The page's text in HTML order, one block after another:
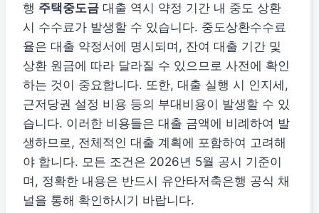
행 주택중도금 대출 역시 약정 기간 내 중도 상환
시 수수료가 발생할 수 있습니다. 중도상환수수료
율은 대출 약정서에 명시되며, 잔여 대출 기간 및
상환 원금에 따라 달라질 수 있으므로 사전에 확인
하는 것이 중요합니다. 또한, 대출 실행 시 인지세,
근저당권 설정 비용 등의 부대비용이 발생할 수 있
습니다. 이러한 비용들은 대출 금액에 비례하여 발
생하므로, 전체적인 대출 계획에 포함하여 고려해
야 합니다. 모든 조건은 2026년 5월 공시 기준이
며, 정확한 내용은 반드시 유안타저축은행 공식 채
널을 통해 확인하시기 바랍니다.